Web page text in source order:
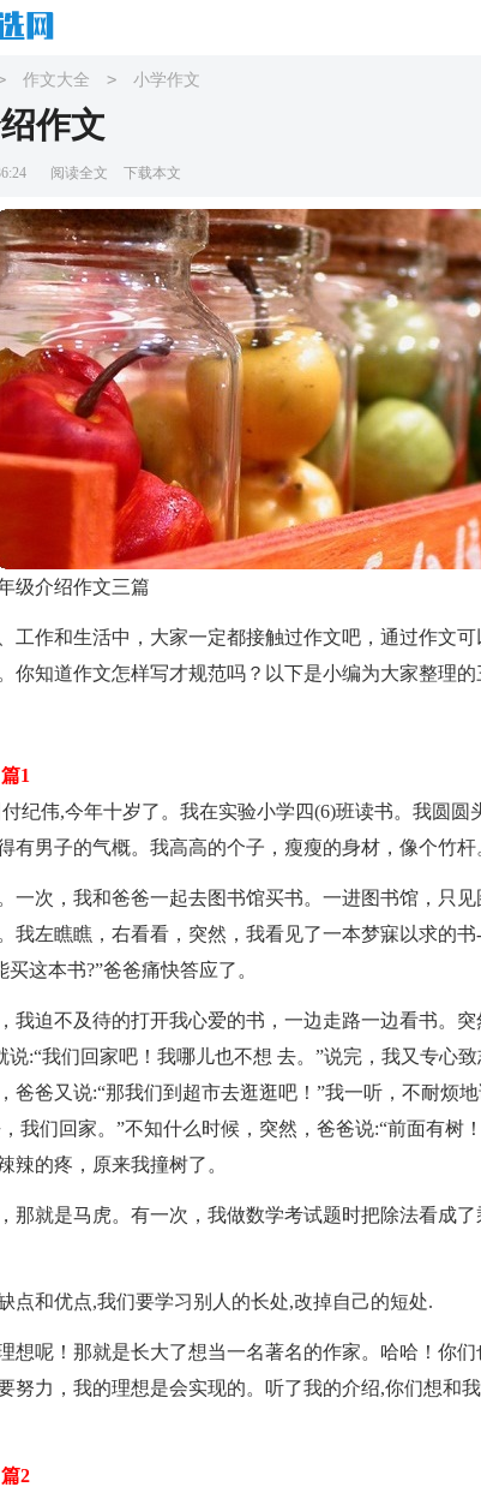
作文大全 > 小学作文
作文
阅读全文 下载本文
级介绍作文三篇
工作和生活中，大家一定都接触过作文吧，通过作文
你知道作文怎样写才规范吗？以下是小编为大家整理
1
纪伟,今年十岁了。我在实验小学四(6)班读书。我圆圆
有男子的气概。我高高的个子，瘦瘦的身材，像个竹杆
一次，我和爸爸一起去图书馆买书。一进图书馆，只
我左瞧瞧，右看看，突然，我看见了一本梦寐以求的
这本书?”爸爸痛快答应了。
我迫不及待的打开我心爱的书，一边走路一边看书。
说:“我们回家吧！我哪儿也不想 去。”说完，我又专心
爸爸又说:“那我们到超市去逛逛吧！”我一听，不耐烦
我们回家。”不知什么时候，突然，爸爸说:“前面有树
辣的疼，原来我撞树了。
那就是马虎。有一次，我做数学考试题时把除法看成
点和优点,我们要学习别人的长处,改掉自己的短处.
想呢！那就是长大了想当一名著名的作家。哈哈！你
努力，我的理想是会实现的。听了我的介绍,你们想和
2